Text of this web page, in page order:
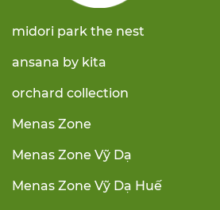
midori park the nest
ansana by kita
orchard collection
Menas Zone
Menas Zone Vỹ Dạ
Menas Zone Vỹ Dạ Huế